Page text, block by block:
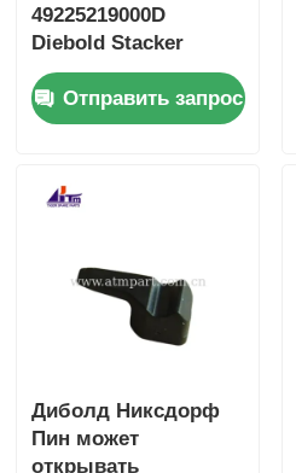
49225219000D
Diebold Stacker
Divert Door ATM
Части и
принадлежности
Отправить запрос
Диболд Никсдорф
Пин может
открывать